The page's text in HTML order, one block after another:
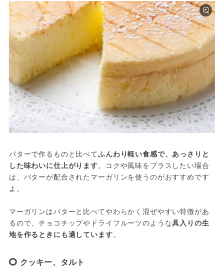
バターで作るものと比べてふんわり軽い食感で、あっさりと
した味わいに仕上がります。コクや風味をプラスしたい場合
は、バターが配合されたマーガリンを使うのがおすすめです
よ。
マーガリンはバターと比べてやわらかく混ぜやすい特徴があ
るので、チョコチップやドライフルーツのような具入りの生
地を作るときにも適しています。
クッキー、タルト